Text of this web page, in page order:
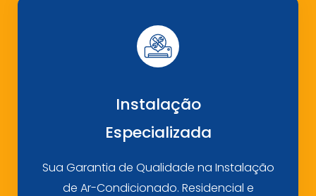
Instalação
Especializada
Sua Garantia de Qualidade na Instalação
de Ar-Condicionado. Residencial e